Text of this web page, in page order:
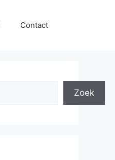
Contact
Zoek